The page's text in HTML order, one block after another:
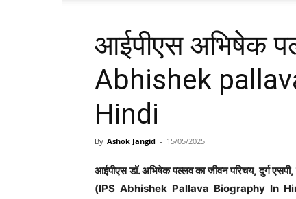
आईपीएस अभिषेक
Abhishek
Hindi
By Ashok Jangid - 15/05/2025
आईपीएस डॉ. अभिषेक पल्लव का जीवन परिचय, दुर्ग एसपी,
(IPS Abhishek Pallava Biography In